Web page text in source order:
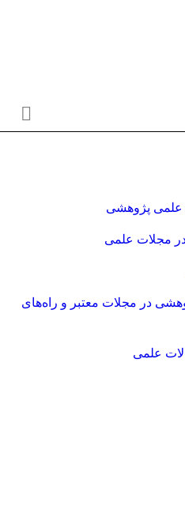
علمی پژوهشی
مجلات علمی
در مجلات معتبر و راه‌های
علمی